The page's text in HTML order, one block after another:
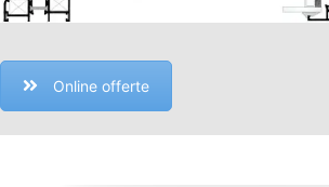
Online offerte